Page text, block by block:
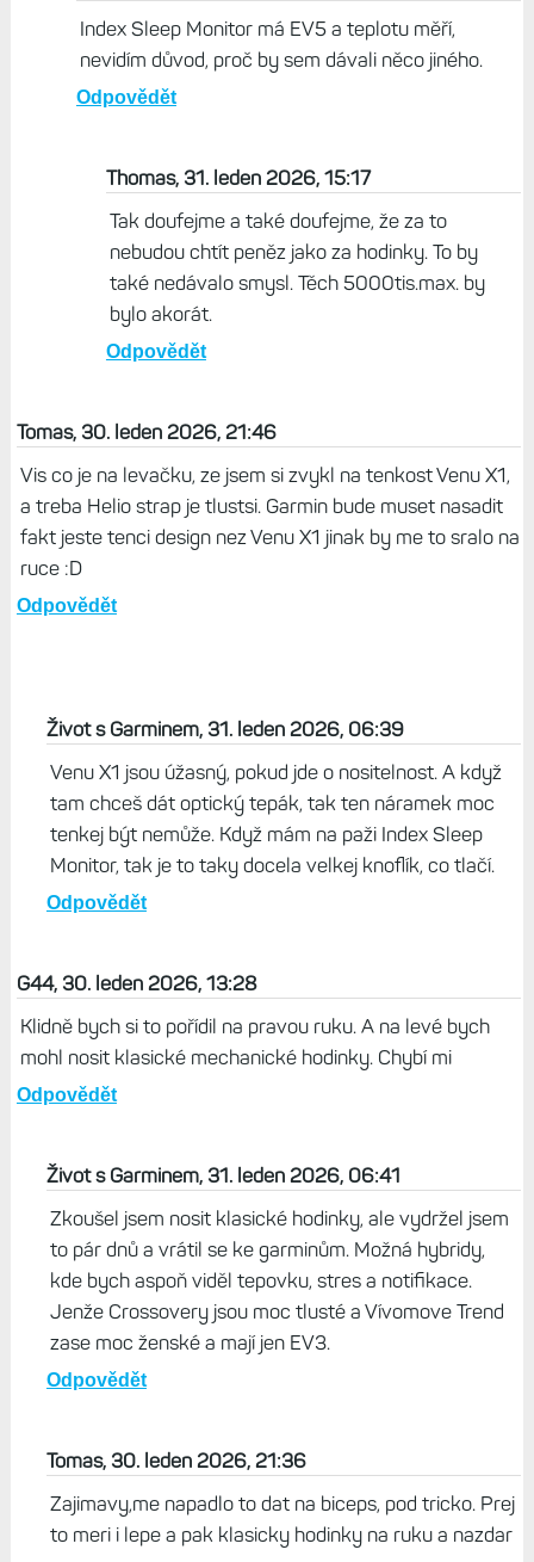
Index Sleep Monitor má EV5 a teplotu měří,
nevidím důvod, proč by sem dávali něco jiného.
Odpovědět
Thomas, 31. leden 2026, 15:17
Tak doufejme a také doufejme, že za to
nebudou chtít peněz jako za hodinky. To by
také nedávalo smysl. Těch 5000tis.max. by
bylo akorát.
Odpovědět
Tomas, 30. leden 2026, 21:46
Vis co je na levačku, ze jsem si zvykl na tenkost Venu X1,
a treba Helio strap je tlustsi. Garmin bude muset nasadit
fakt jeste tenci design nez Venu X1 jinak by me to sralo na
ruce :D
Odpovědět
Život s Garminem, 31. leden 2026, 06:39
Venu X1 jsou úžasný, pokud jde o nositelnost. A když
tam chceš dát optický tepák, tak ten náramek moc
Monitor, tak je to taky docela velkej knoflík, co tlačí.
G44, 30. leden 2026, 13:28
Klidně bych si to pořídil na pravou ruku. A na levé bych
mohl nosit klasické mechanické hodinky. Chybí mi
Odpovědět
Život s Garminem, 31. leden 2026, 06:41
Zkoušel jsem nosit klasické hodinky, ale vydržel jsem
to pár dnů a vrátil se ke garminům. Možná hybridy,